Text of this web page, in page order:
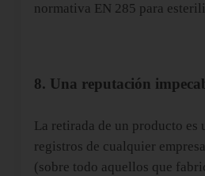
normativa EN 285 para
8. Una reputación
La retirada de un producto es
registros de cualquier
(sobre todo aquellos que